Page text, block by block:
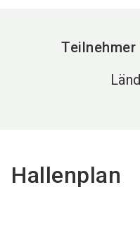
Hallenplan